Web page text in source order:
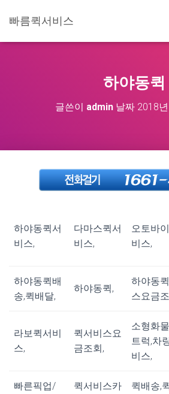
빠름퀵서비스
하야동퀵
글쓴이 admin날짜 2018
하야동퀵서
비스,
다마스퀵서
비스,
오토바
비스,
하야동퀵배
송,퀵배달,
하야동퀵,
하야동
스요금
라보퀵서비
스,
퀵서비스요
금조회,
소형화
트럭,차
비스,
빠른픽업/
퀵서비스카
퀵배송,